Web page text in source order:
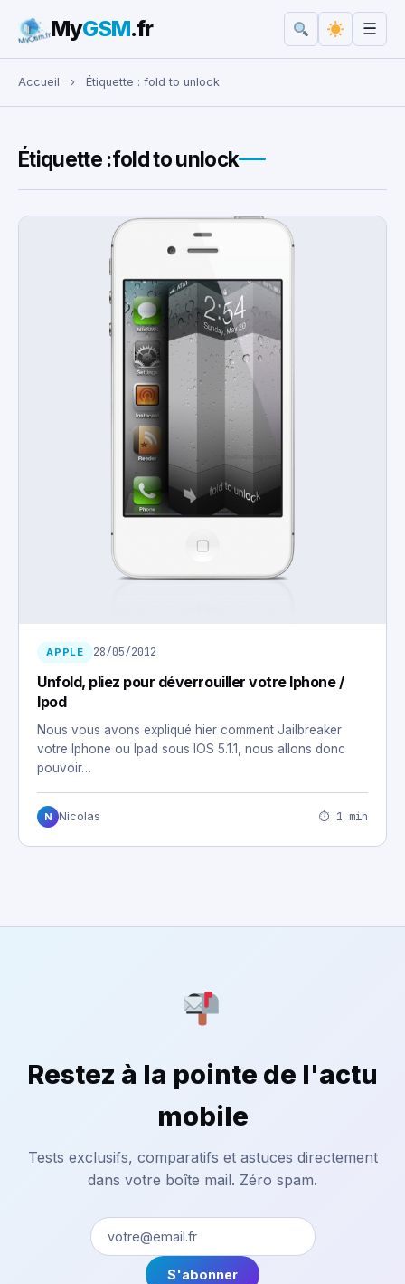
Rechercher :
MyGSM.fr ☰
Accueil › Étiquette : fold to unlock
Étiquette :fold to unlock
APPLE 28/05/2012
Unfold, pliez pour déverrouiller votre Iphone /
Ipod
Nous vous avons expliqué hier comment Jailbreaker
votre Iphone ou Ipad sous IOS 5.1.1, nous allons donc
pouvoir…
N Nicolas ⏱ 1 min
Restez à la pointe de l'actu
mobile
Tests exclusifs, comparatifs et astuces directement
dans votre boîte mail. Zéro spam.
S'abonner